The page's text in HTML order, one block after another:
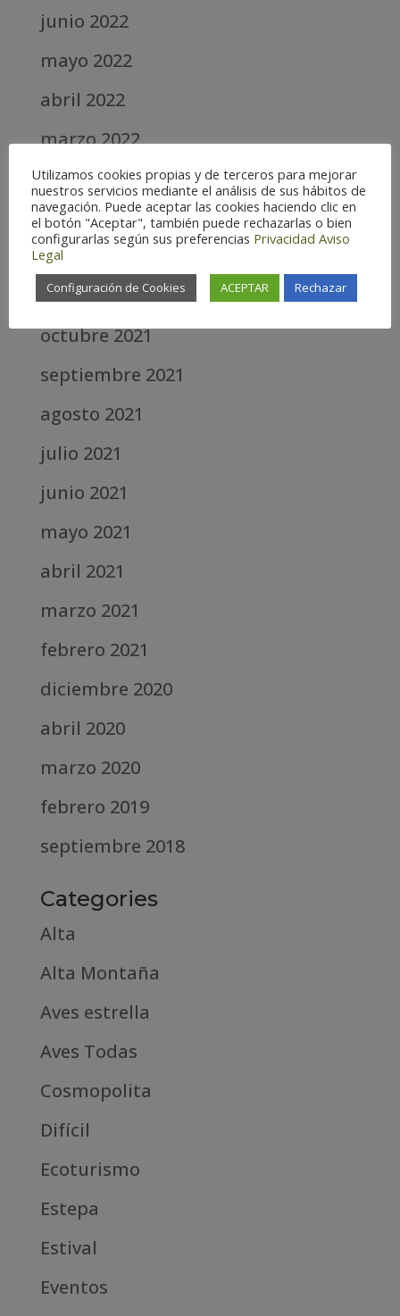
junio 2022
mayo 2022
abril 2022
marzo 2022
febrero 2022
enero 2022
diciembre 2021
noviembre 2021
octubre 2021
septiembre 2021
agosto 2021
julio 2021
junio 2021
mayo 2021
abril 2021
marzo 2021
febrero 2021
diciembre 2020
abril 2020
marzo 2020
febrero 2019
septiembre 2018
Categories
Alta
Alta Montaña
Aves estrella
Aves Todas
Cosmopolita
Difícil
Ecoturismo
Estepa
Estival
Eventos
Utilizamos cookies propias y de terceros para mejorar
nuestros servicios mediante el análisis de sus hábitos de
navegación. Puede aceptar las cookies haciendo clic en
el botón "Aceptar", también puede rechazarlas o bien
configurarlas según sus preferencias Privacidad Aviso
Legal
Configuración de Cookies ACEPTAR Rechazar